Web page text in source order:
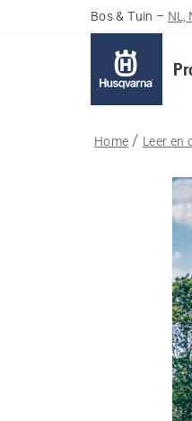
Bos & Tuin – NL,
Home Leer en